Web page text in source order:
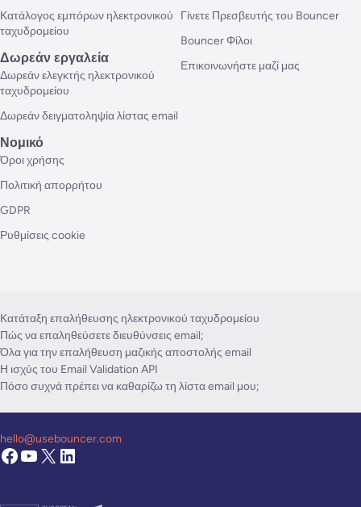
Κατάλογος εμπόρων ηλεκτρονικού
ταχυδρομείου
Δωρεάν εργαλεία
Δωρεάν ελεγκτής ηλεκτρονικού
ταχυδρομείου
Δωρεάν δειγματοληψία λίστας email
Γίνετε Πρεσβευτής του Bouncer
Bouncer Φίλοι
Επικοινωνήστε μαζί μας
Νομικό
Όροι χρήσης
Πολιτική απορρήτου
GDPR
Ρυθμίσεις cookie
Κατάταξη επαλήθευσης ηλεκτρονικού ταχυδρομείου
Πώς να επαληθεύσετε διευθύνσεις email;
Όλα για την επαλήθευση μαζικής αποστολής email
Η ισχύς του Email Validation API
Πόσο συχνά πρέπει να καθαρίζω τη λίστα email μου;
hello@usebouncer.com